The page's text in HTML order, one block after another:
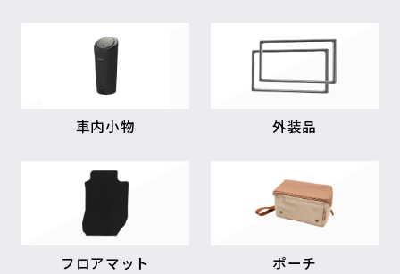
車内小物 外装品
フロアマット ポーチ